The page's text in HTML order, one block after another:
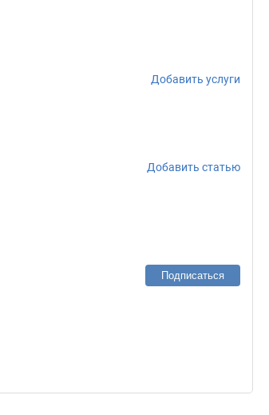
Добавить услуги
Добавить статью
Подписаться